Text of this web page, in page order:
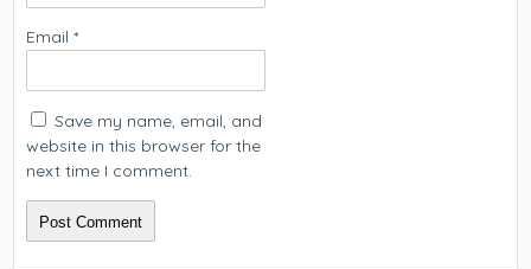
Email*
Save my name, email, and
website in this browser for the
next time I comment.